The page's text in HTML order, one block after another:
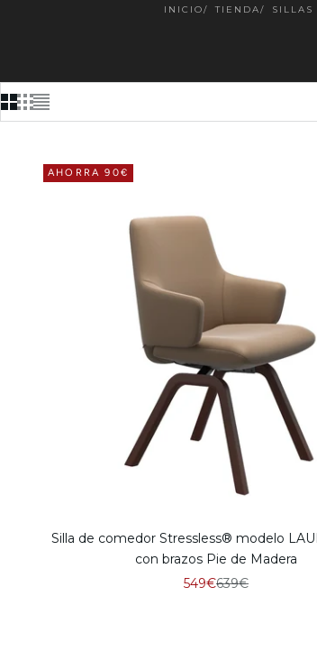
INICIO TIENDA SILLAS
AHORRA 90€
Silla de comedor Stressless® modelo
con brazos Pie de Madera
Precio de oferta
549€Precio normal
639€